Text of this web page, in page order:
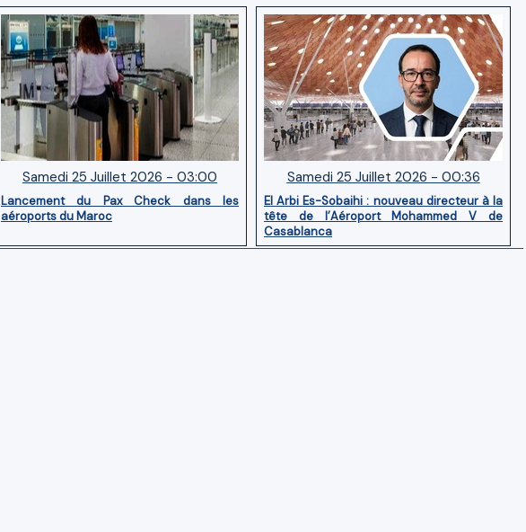
Samedi 25 Juillet 2026 - 03:00
Lancement du Pax Check dans les
aéroports du Maroc
Samedi 25 Juillet 2026 - 00:36
El Arbi Es-Sobaihi : nouveau directeur à la
tête de l’Aéroport Mohammed V de
Casablanca